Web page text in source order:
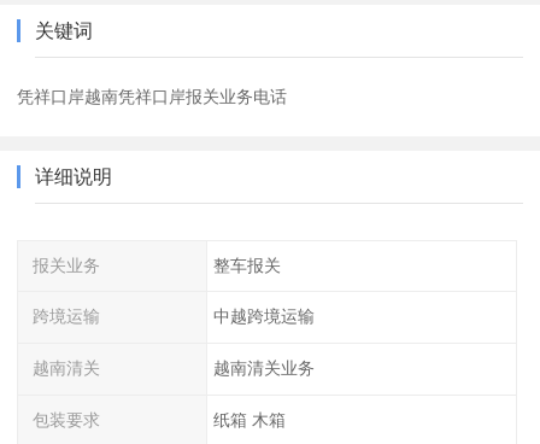
关键词
凭祥口岸越南凭祥口岸报关业务电话
详细说明
报关业务 整车报关
跨境运输 中越跨境运输
越南清关 越南清关业务
包装要求 纸箱 木箱